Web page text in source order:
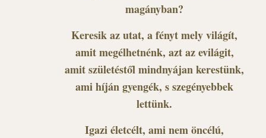
magányban?
Keresik az utat, a fényt mely világít,
amit megélhetnénk, azt az evilágit,
amit születéstől mindnyájan kerestünk,
ami híján gyengék, s szegényebbek
lettünk.
Igazi életcélt, ami nem öncélú,